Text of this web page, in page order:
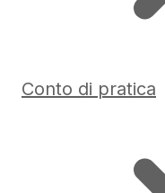
Conto di pratica